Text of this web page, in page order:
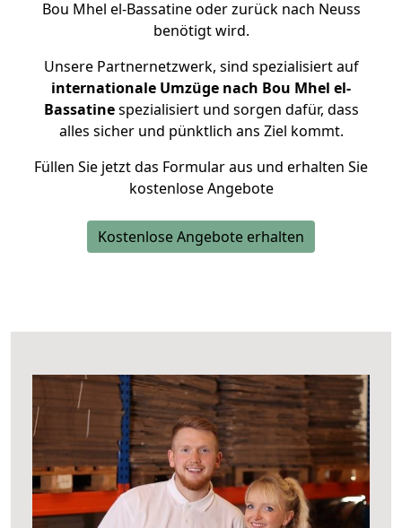
Bou Mhel el-Bassatine oder zurück nach Neuss
benötigt wird.
Unsere Partnernetzwerk, sind spezialisiert auf
internationale Umzüge nach Bou Mhel el-
Bassatinespezialisiert und sorgen dafür, dass
alles sicher und pünktlich ans Ziel kommt.
Füllen Sie jetzt das Formular aus und erhalten Sie
kostenlose Angebote
Kostenlose Angebote erhalten